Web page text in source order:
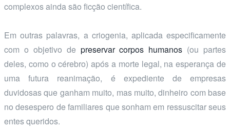
complexos ainda são ficção científica.
Em outras palavras, a criogenia, aplicada especificamente
com o objetivo de preservar corpos humanos (ou partes
deles, como o cérebro) após a morte legal, na esperança de
uma futura reanimação, é expediente de empresas
duvidosas que ganham muito, mas muito, dinheiro com base
no desespero de familiares que sonham em ressuscitar seus
entes queridos.